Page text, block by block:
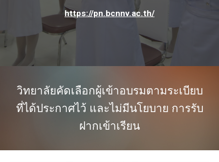
https://pn.bcnnv.ac.th/
วิทยาลัยคัดเลือกผู้เข้าอบรมตามระเบียบ
ที่ได้ประกาศไว้ และไม่มีนโยบาย การรับ
ฝากเข้าเรียน